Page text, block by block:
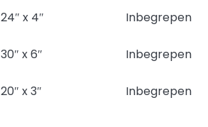
24″ x 4″
Inbegrepen
30″ x 6″
Inbegrepen
20″ x 3″ Inbegrepen